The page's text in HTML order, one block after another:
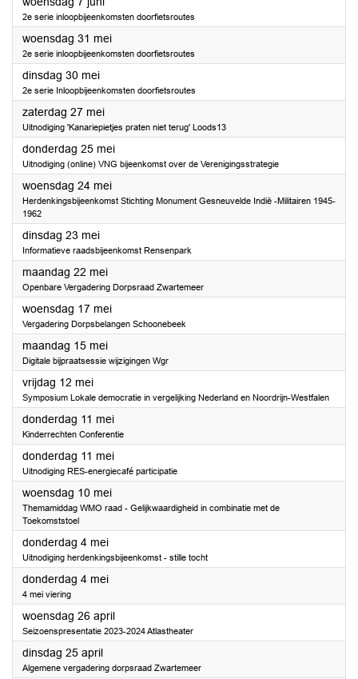
2e serie inloopbijeenkomsten doorfietsroutes
woensdag 31 mei2023
2e serie inloopbijeenkomsten doorfietsroutes
dinsdag 30 mei2023
2e serie Inloopbijeenkomsten doorfietsroutes
zaterdag 27 mei2023
Uitnodiging 'Kanariepietjes praten niet terug' Loods13
donderdag 25 mei2023
Uitnodiging (online) VNG bijeenkomst over de Verenigingsstrategie
woensdag 24 mei2023
Herdenkingsbijeenkomst Stichting Monument Gesneuvelde Indië -Militairen 1945-
1962
dinsdag 23 mei2023
Informatieve raadsbijeenkomst Rensenpark
maandag 22 mei2023
Openbare Vergadering Dorpsraad Zwartemeer
woensdag 17 mei2023
Vergadering Dorpsbelangen Schoonebeek
maandag 15 mei2023
Digitale bijpraatsessie wijzigingen Wgr
vrijdag 12 mei2023
Symposium Lokale democratie in vergelijking Nederland en Noordrijn-Westfalen
donderdag 11 mei2023
Kinderrechten Conferentie
donderdag 11 mei2023
Uitnodiging RES-energiecafé participatie
woensdag 10 mei2023
Themamiddag WMO raad - Gelijkwaardigheid in combinatie met de
Toekomststoel
donderdag 4 mei2023
Uitnodiging herdenkingsbijeenkomst - stille tocht
donderdag 4 mei2023
4 mei viering
woensdag 26 april2023
Seizoenspresentatie 2023-2024 Atlastheater
dinsdag 25 april2023
Algemene vergadering dorpsraad Zwartemeer